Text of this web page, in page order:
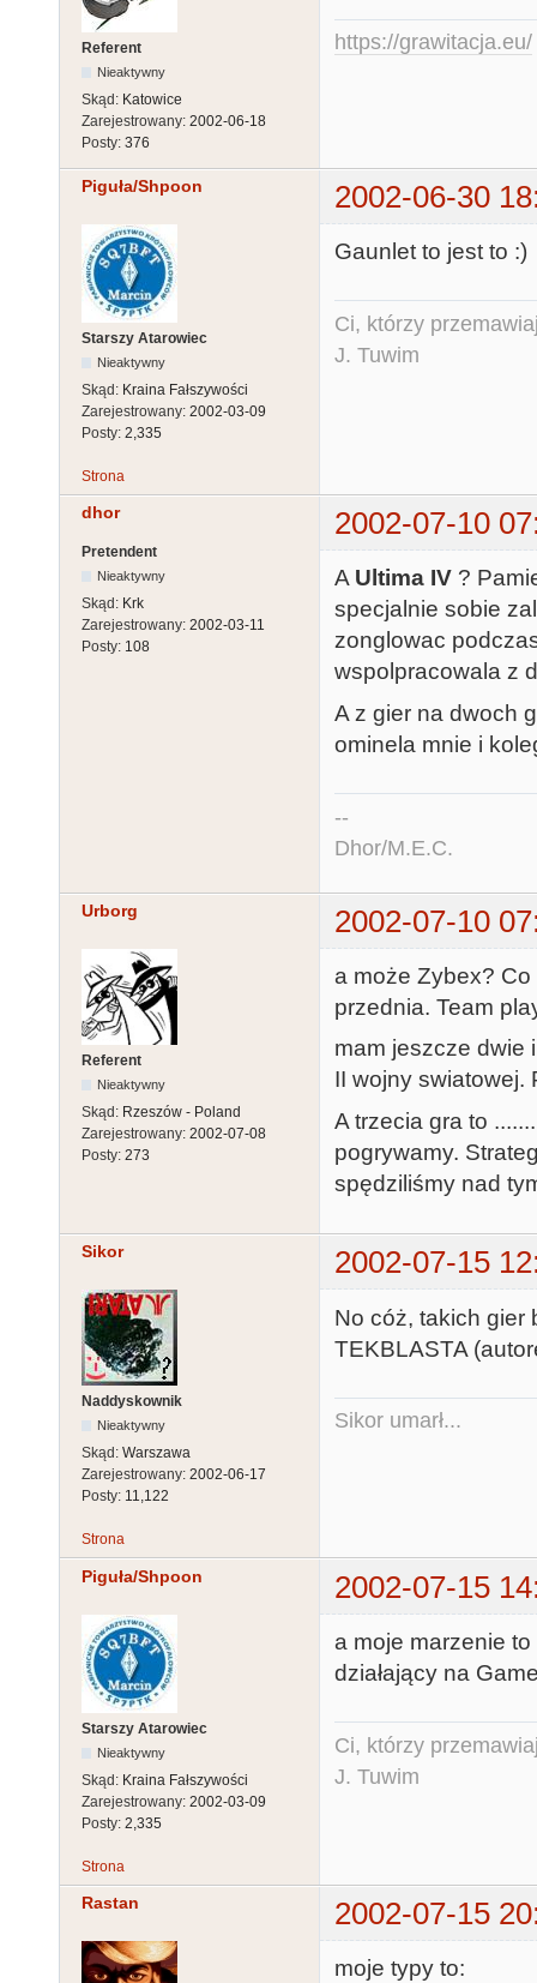
Referent
Nieaktywny
Skąd: Katowice
Zarejestrowany: 2002-06-18
Posty: 376
https://grawitacja.eu/
Piguła/Shpoon 2002-06-30
Starszy Atarowiec
Nieaktywny
Skąd: Kraina Fałszywości
Zarejestrowany: 2002-03-09
Posty: 2,335
Gaunlet to jest to :)
Ci, którzy
J. Tuwim
Strona
dhor 2002-07-10
Pretendent
Nieaktywny
Skąd: Krk
Zarejestrowany: 2002-03-11
Posty: 108
A Ultima IV ?
specjalnie sobie
zonglowac
wspolpracowala z
A z gier na dwoch
ominela mnie i
--
Dhor/M.E.C.
Urborg 2002-07-10
Referent
Nieaktywny
Skąd: Rzeszów - Poland
Zarejestrowany: 2002-07-08
Posty: 273
a może Zybex?
przednia. Team
mam jeszcze dwie
II wojny swiatowej.
A trzecia gra to
pogrywamy.
spędziliśmy nad
Sikor 2002-07-15
Naddyskownik
Nieaktywny
Skąd: Warszawa
Zarejestrowany: 2002-06-17
Posty: 11,122
No cóż, takich gier
TEKBLASTA
Sikor umarł...
Strona
Piguła/Shpoon 2002-07-15
Starszy Atarowiec
Nieaktywny
Skąd: Kraina Fałszywości
Zarejestrowany: 2002-03-09
Posty: 2,335
a moje marzenie
działający na
Ci, którzy
J. Tuwim
Strona
Rastan 2002-07-15
moje typy to: